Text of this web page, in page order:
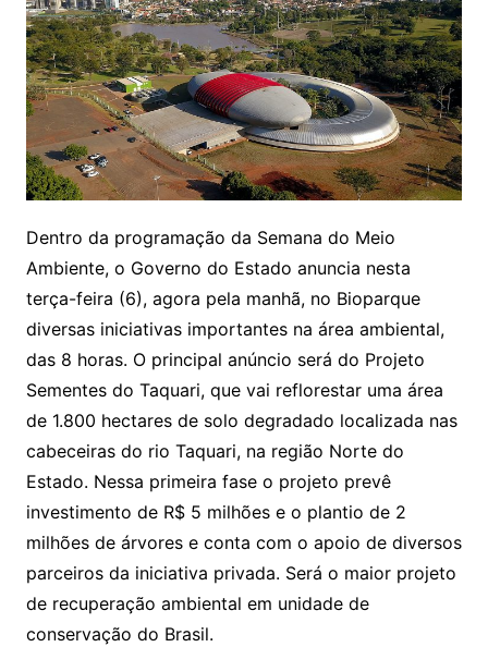
Dentro da programação da Semana do Meio
Ambiente, o Governo do Estado anuncia nesta
terça-feira (6), agora pela manhã, no Bioparque
diversas iniciativas importantes na área ambiental,
das 8 horas. O principal anúncio será do Projeto
Sementes do Taquari, que vai reflorestar uma área
de 1.800 hectares de solo degradado localizada nas
cabeceiras do rio Taquari, na região Norte do
Estado. Nessa primeira fase o projeto prevê
investimento de R$ 5 milhões e o plantio de 2
milhões de árvores e conta com o apoio de diversos
parceiros da iniciativa privada. Será o maior projeto
de recuperação ambiental em unidade de
conservação do Brasil.